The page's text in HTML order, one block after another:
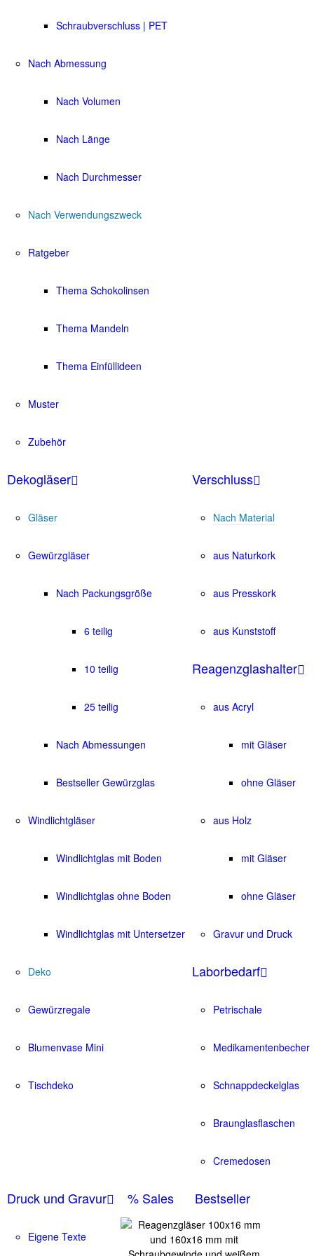
Schraubverschluss | PET
Nach Abmessung
Nach Volumen
Nach Länge
Nach Durchmesser
Nach Verwendungszweck
Ratgeber
Thema Schokolinsen
Thema Mandeln
Thema Einfüllideen
Muster
Zubehör
Dekogläser
Gläser
Gewürzgläser
Nach Packungsgröße
6 teilig
10 teilig
25 teilig
Nach Abmessungen
Bestseller Gewürzglas
Windlichtgläser
Windlichtglas mit Boden
Windlichtglas ohne Boden
Windlichtglas mit Untersetzer
Deko
Gewürzregale
Blumenvase Mini
Tischdeko
Verschluss
Nach Material
aus Naturkork
aus Presskork
aus Kunststoff
Reagenzglashalter
aus Acryl
mit Gläser
ohne Gläser
aus Holz
mit Gläser
ohne Gläser
Gravur und Druck
Laborbedarf
Petrischale
Medikamentenbecher
Schnappdeckelglas
Braunglasflaschen
Cremedosen
Druck und Gravur
Eigene Texte
% Sales Bestseller